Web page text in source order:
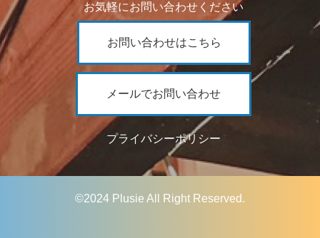
お気軽にお問い合わせください
お問い合わせはこちら
メールでお問い合わせ
プライバシーポリシー
©︎2024 Plusie All Right Reserved.